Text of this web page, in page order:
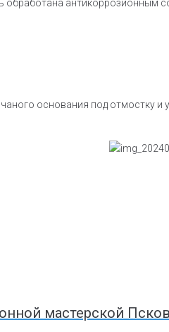
антикоррозионным
основания под отмостку и
мастерской